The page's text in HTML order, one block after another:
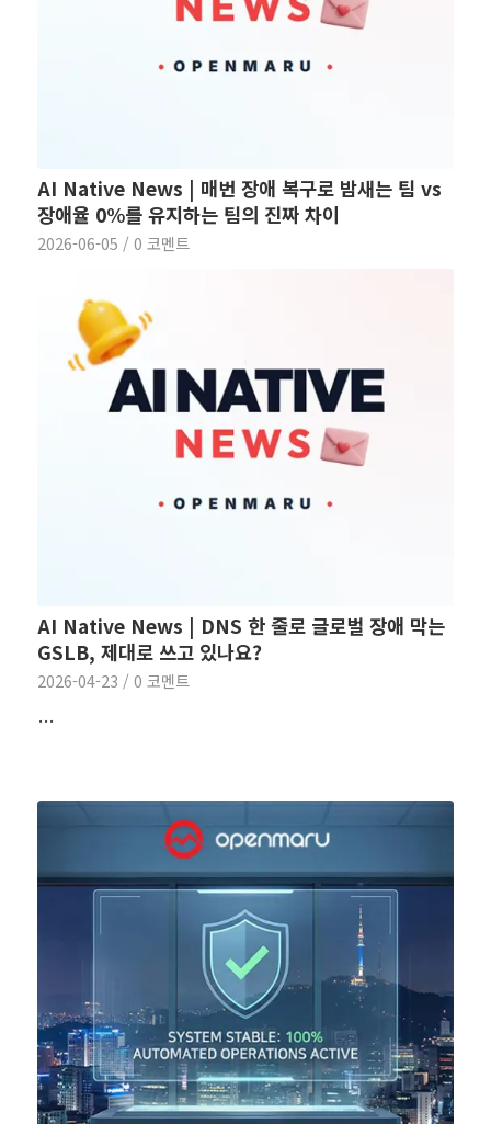
AI Native News | 매번 장애 복구로 밤새는 팀 vs
장애율 0%를 유지하는 팀의 진짜 차이
2026-06-05 / 0 코멘트
AI Native News | DNS 한 줄로 글로벌 장애 막는
GSLB, 제대로 쓰고 있나요?
2026-04-23 / 0 코멘트
…